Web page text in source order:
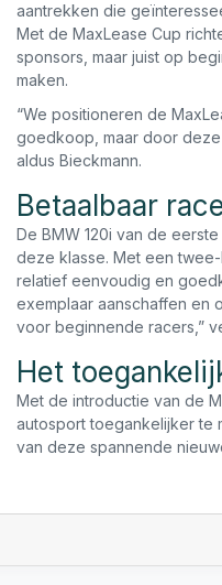
aantrekken die
Met de MaxLease Cup
sponsors, maar juist op
maken.
“We positioneren de
goedkoop, maar door
aldus Bieckmann.
Betaalbaar
De BMW 120i van de
deze klasse. Met een
relatief eenvoudig en
exemplaar aanschaffen en
voor beginnende racers,”
Het
Met de introductie van de
autosport toegankelijker te
van deze spannende